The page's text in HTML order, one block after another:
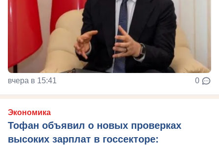
вчера в 15:41 0
Экономика
Тофан объявил о новых проверках
высоких зарплат в госсекторе: